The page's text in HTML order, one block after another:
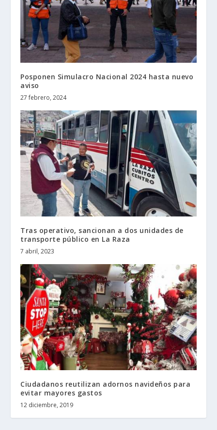
Posponen Simulacro Nacional 2024 hasta nuevo
aviso
27 febrero, 2024
Tras operativo, sancionan a dos unidades de
transporte público en La Raza
7 abril, 2023
Ciudadanos reutilizan adornos navideños para
evitar mayores gastos
12 diciembre, 2019